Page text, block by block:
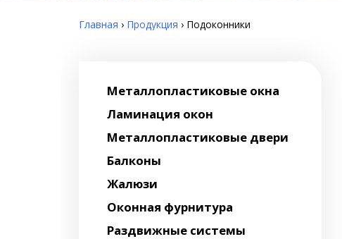
Главная › Продукция › Подоконники
Металлопластиковые окна
Ламинация окон
Металлопластиковые двери
Балконы
Жалюзи
Оконная фурнитура
Раздвижные системы